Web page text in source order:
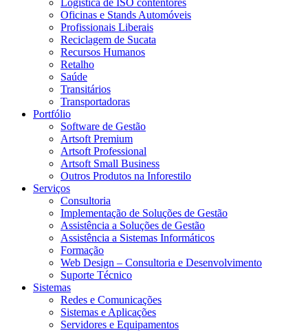
Oficinas e Stands Automóveis
Profissionais Liberais
Reciclagem de Sucata
Recursos Humanos
Retalho
Saúde
Transitários
Transportadoras
Portfólio
Software de Gestão
Artsoft Premium
Artsoft Professional
Artsoft Small Business
Outros Produtos na Inforestilo
Serviços
Consultoria
Implementação de Soluções de Gestão
Assistência a Soluções de Gestão
Assistência a Sistemas Informáticos
Formação
Web Design – Consultoria e Desenvolvimento
Suporte Técnico
Sistemas
Redes e Comunicações
Sistemas e Aplicações
Servidores e Equipamentos